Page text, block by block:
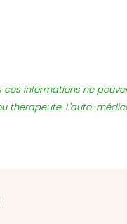
ces informations ne
therapeute. L'auto-